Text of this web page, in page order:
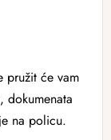
pružit će vam
dokumenata
na policu.